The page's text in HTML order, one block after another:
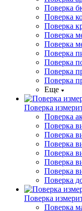
Поверка
Поверка
Поверка
Поверка
Поверка
Поверка
Поверка
Поверка
Поверка
Еще
Поверка
Поверка
Поверка
Поверка
Поверка
Поверка
Поверка
Поверка
Поверка
Поверка
Поверка